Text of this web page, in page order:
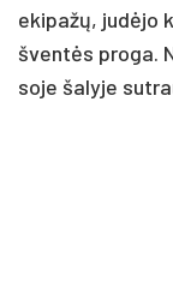
eki­pažų, judė­jo
šventės pro­ga.
so­je ša­ly­je